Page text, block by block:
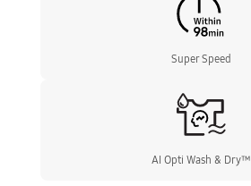
Super Speed
AI Opti Wash & Dry™